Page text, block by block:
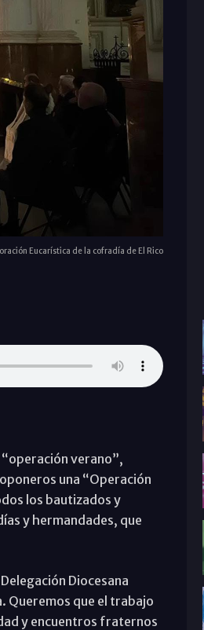
Eucarística de la cofradía de El Rico
“operación verano”,
una “Operación
los bautizados y
y hermandades, que
Diocesana
Queremos que el trabajo
y encuentros fraternos